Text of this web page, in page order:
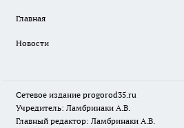
Главная
Новости
Сетевое издание progorod35.ru
Учредитель: Ламбринаки А.В.
Главный редактор: Ламбринаки А.В.